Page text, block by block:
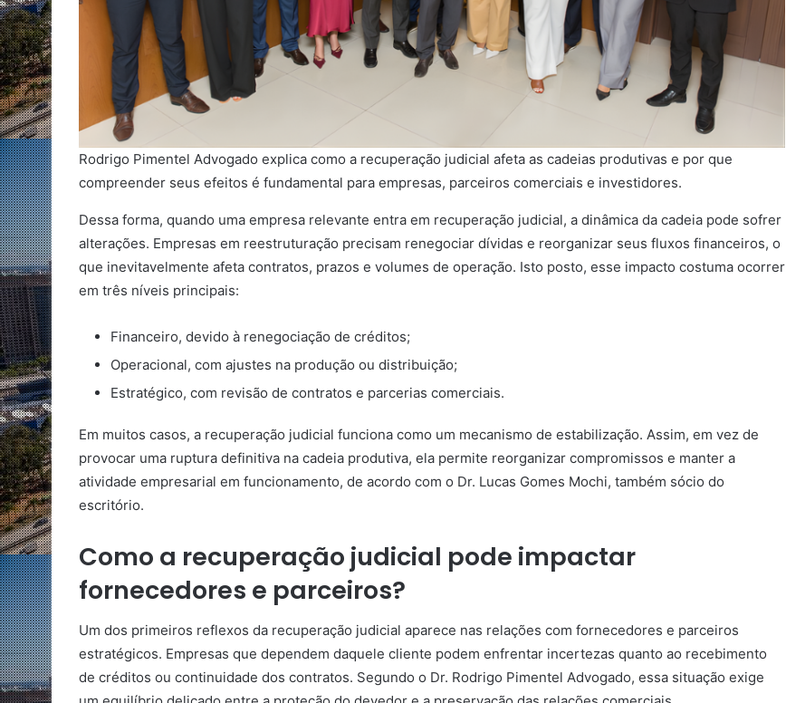
Rodrigo Pimentel Advogado explica como a recuperação judicial afeta as cadeias produtivas e por que
compreender seus efeitos é fundamental para empresas, parceiros comerciais e investidores.
Dessa forma, quando uma empresa relevante entra em recuperação judicial, a dinâmica da cadeia pode sofrer
alterações. Empresas em reestruturação precisam renegociar dívidas e reorganizar seus fluxos financeiros, o
que inevitavelmente afeta contratos, prazos e volumes de operação. Isto posto, esse impacto costuma ocorrer
em três níveis principais:
Financeiro, devido à renegociação de créditos;
Operacional, com ajustes na produção ou distribuição;
Estratégico, com revisão de contratos e parcerias comerciais.
Em muitos casos, a recuperação judicial funciona como um mecanismo de estabilização. Assim, em vez de
provocar uma ruptura definitiva na cadeia produtiva, ela permite reorganizar compromissos e manter a
atividade empresarial em funcionamento, de acordo com o Dr. Lucas Gomes Mochi, também sócio do
escritório.
Como a recuperação judicial pode impactar
fornecedores e parceiros?
Um dos primeiros reflexos da recuperação judicial aparece nas relações com fornecedores e parceiros
estratégicos. Empresas que dependem daquele cliente podem enfrentar incertezas quanto ao recebimento
de créditos ou continuidade dos contratos. Segundo o Dr. Rodrigo Pimentel Advogado, essa situação exige